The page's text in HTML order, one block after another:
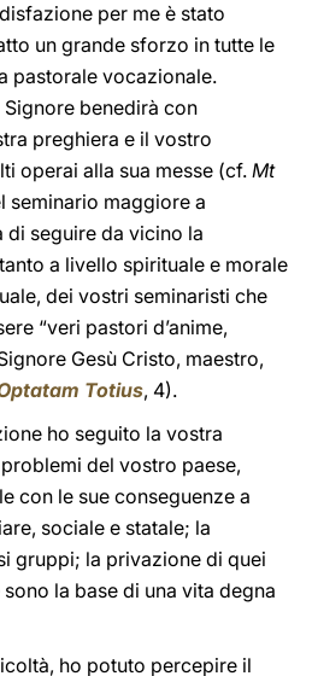
per me è stato
un grande sforzo in tutte le
pastorale vocazionale.
benedirà con
preghiera e il vostro
operai alla sua messe (cf. Mt
seminario maggiore a
di seguire da vicino la
a livello spirituale e morale
dei vostri seminaristi che
“veri pastori d’anime,
Gesù Cristo, maestro,
Totius, 4).
ho seguito la vostra
del vostro paese,
con le sue conseguenze a
sociale e statale; la
gruppi; la privazione di quei
la base di una vita degna
ho potuto percepire il